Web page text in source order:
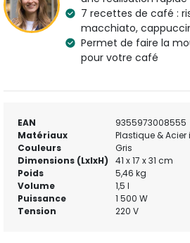
lait.
En savoir plus : Sage Appliances Machine
7 recettes de café :
macchiato,
Permet de faire la
pour votre café
EAN
9355973008555
Matériaux
Plastique &
Couleurs
Gris
Dimensions (LxlxH)
41 x 17 x 31 cm
Poids
5,46 kg
Volume
1,5 l
Puissance
1 500 W
Tension
220 V